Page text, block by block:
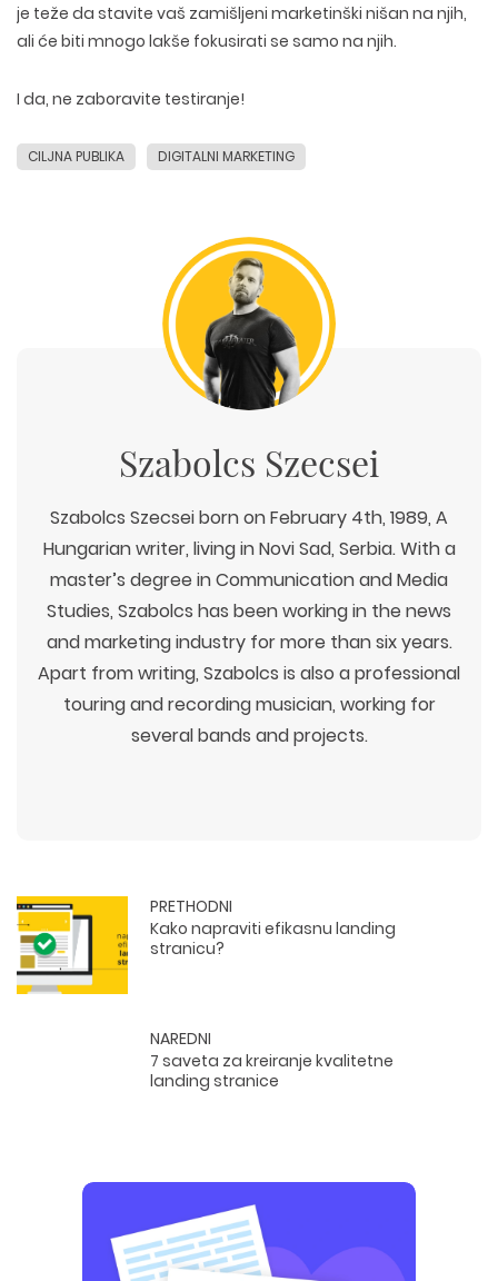
je teže da stavite vaš zamišljeni marketinški nišan na njih,
ali će biti mnogo lakše fokusirati se samo na njih.
I da, ne zaboravite testiranje!
CILJNA PUBLIKA DIGITALNI MARKETING
Szabolcs Szecsei
Szabolcs Szecsei born on February 4th, 1989, A
Hungarian writer, living in Novi Sad, Serbia. With a
master’s degree in Communication and Media
Studies, Szabolcs has been working in the news
and marketing industry for more than six years.
Apart from writing, Szabolcs is also a professional
touring and recording musician, working for
several bands and projects.
PRETHODNI
Kako napraviti efikasnu landing
stranicu?
NAREDNI
7 saveta za kreiranje kvalitetne
landing stranice